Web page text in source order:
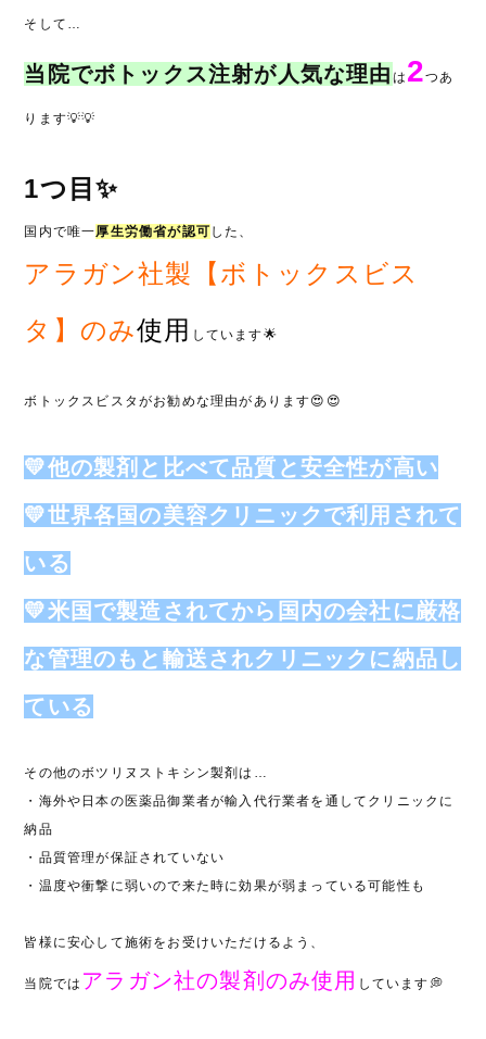
そして…
当院でボトックス注射が人気な理由 は 2つあ
ります💡💡
1つ目✨
国内で唯一厚生労働省が認可 した、
アラガン社製【ボトックスビス
タ】のみ使用 しています🌟
ボトックスビスタがお勧めな理由があります😍😍
💛他の製剤と比べて品質と安全性が高い
💛世界各国の美容クリニックで利用されて
いる
💛米国で製造されてから国内の会社に厳格
な管理のもと輸送されクリニックに納品し
ている
その他のボツリヌストキシン製剤は…
・海外や日本の医薬品御業者が輸入代行業者を通してクリニックに
納品
・品質管理が保証されていない
・温度や衝撃に弱いので来た時に効果が弱まっている可能性も
皆様に安心して施術をお受けいただけるよう、
当院では アラガン社の製剤のみ使用 しています💭